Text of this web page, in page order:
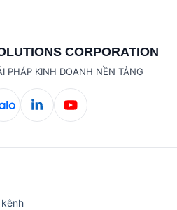
CORPORATION
PHÁP KINH DOANH NỀN TẢNG